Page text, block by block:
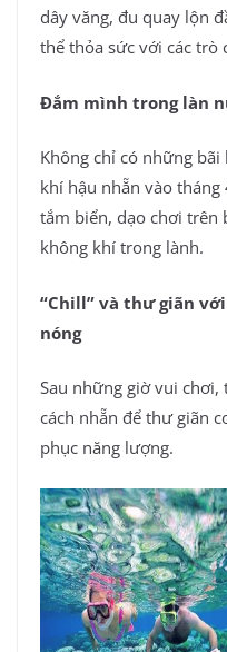
dây văng, đu quay lộn
thể thỏa sức với các trò
Đắm mình trong làn
Không chỉ có những bãi
khí hậu nhẵn vào
tắm biển, dạo chơi trên
không khí trong lành.
“Chill” và thư giãn
nóng
Sau những giờ vui
cách nhẵn để thư giãn
phục năng lượng.